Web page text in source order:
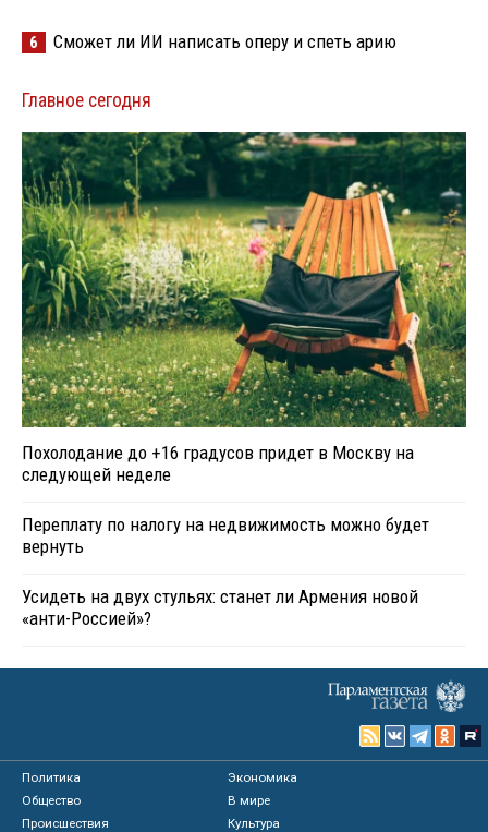
6 Сможет ли ИИ написать оперу и спеть арию
Главное сегодня
Похолодание до +16 градусов придет в Москву на
следующей неделе
Переплату по налогу на недвижимость можно будет
вернуть
Усидеть на двух стульях: станет ли Армения новой
«анти-Россией»?
Политика
Экономика
Общество
В мире
Происшествия
Культура